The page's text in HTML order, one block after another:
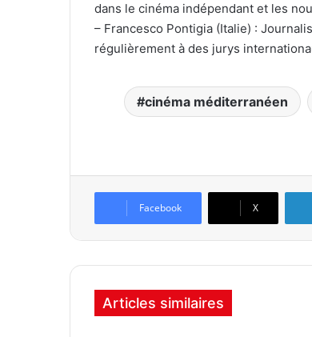
dans le cinéma indépendant et les
– Francesco Pontigia (Italie) :
régulièrement à des jurys
cinéma méditerranéen
Facebook X
Articles similaires